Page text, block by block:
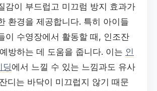
감이 부드럽고 미끄럼 방지 효과가
환경을 제공합니다. 특히 아이들
이 수영장에서 활동할 때, 인조잔
방하는 데 도움을 줍니다. 이는 인
딩에서 느낄 수 있는 느낌과도 유사
디는 바닥이 미끄럽지 않기 때문